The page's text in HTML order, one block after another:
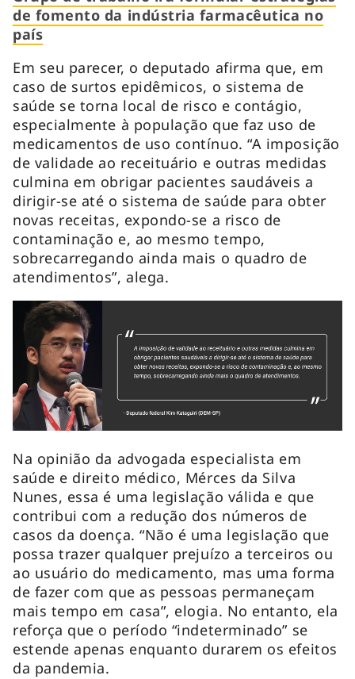
de fomento da indústria farmacêutica no
país
Em seu parecer, o deputado afirma que, em
caso de surtos epidêmicos, o sistema de
saúde se torna local de risco e contágio,
especialmente à população que faz uso de
medicamentos de uso contínuo. “A imposição
de validade ao receituário e outras medidas
culmina em obrigar pacientes saudáveis a
dirigir-se até o sistema de saúde para obter
novas receitas, expondo-se a risco de
contaminação e, ao mesmo tempo,
sobrecarregando ainda mais o quadro de
atendimentos”, alega.
Na opinião da advogada especialista em
saúde e direito médico, Mérces da Silva
Nunes, essa é uma legislação válida e que
contribui com a redução dos números de
casos da doença. “Não é uma legislação que
possa trazer qualquer prejuízo a terceiros ou
ao usuário do medicamento, mas uma forma
de fazer com que as pessoas permaneçam
mais tempo em casa”, elogia. No entanto, ela
reforça que o período “indeterminado” se
estende apenas enquanto durarem os efeitos
da pandemia.